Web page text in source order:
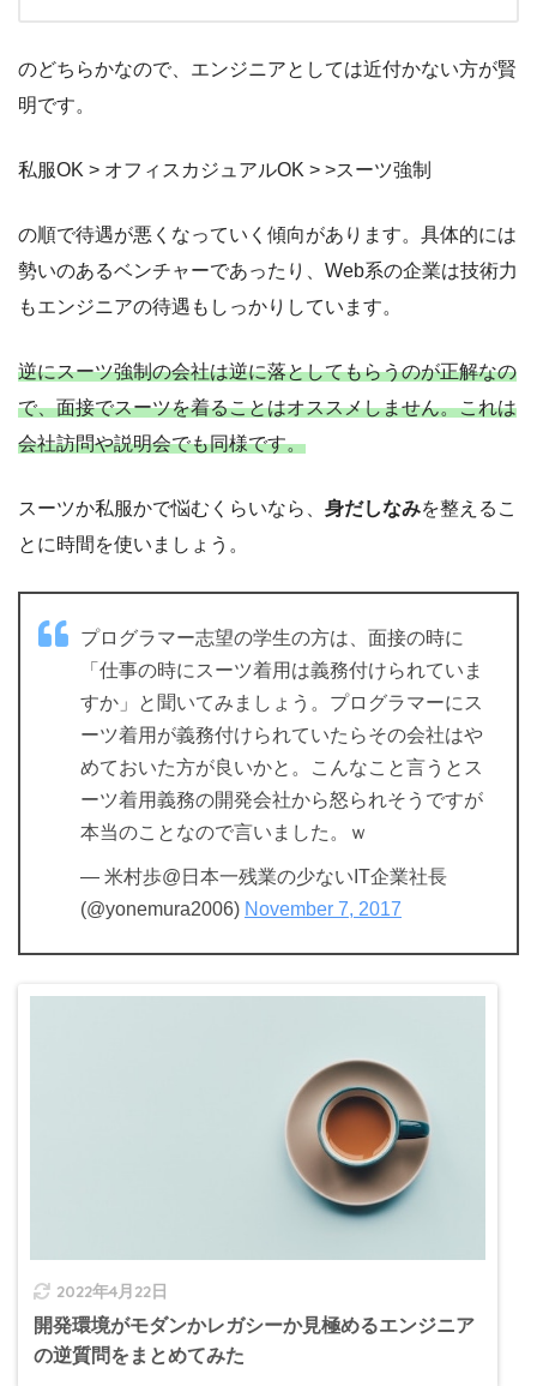
のどちらかなので、エンジニアとしては近付かない方が賢
明です。
私服OK > オフィスカジュアルOK > >スーツ強制
の順で待遇が悪くなっていく傾向があります。具体的には
勢いのあるベンチャーであったり、Web系の企業は技術力
もエンジニアの待遇もしっかりしています。
逆にスーツ強制の会社は逆に落としてもらうのが正解なの
で、面接でスーツを着ることはオススメしません。これは
会社訪問や説明会でも同様です。
スーツか私服かで悩むくらいなら、 身だしなみを整えるこ
とに時間を使いましょう。
プログラマー志望の学生の方は、面接の時に
「仕事の時にスーツ着用は義務付けられていま
すか」と聞いてみましょう。プログラマーにス
ーツ着用が義務付けられていたらその会社はや
めておいた方が良いかと。こんなこと言うとス
ーツ着用義務の開発会社から怒られそうですが
本当のことなので言いました。ｗ
— 米村歩@日本一残業の少ないIT企業社長
(@yonemura2006) November 7, 2017
2022年4月22日
開発環境がモダンかレガシーか見極めるエンジニア
の逆質問をまとめてみた